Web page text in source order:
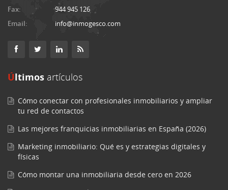
Fax:
944 945 126
Email:
info@inmogesco.com
Últimos artículos
Cómo conectar con profesionales inmobiliarios y ampliar
tu red de contactos
Las mejores franquicias inmobiliarias en España (2026)
Marketing inmobiliario: Qué es y estrategias digitales y
físicas
Cómo montar una inmobiliaria desde cero en 2026